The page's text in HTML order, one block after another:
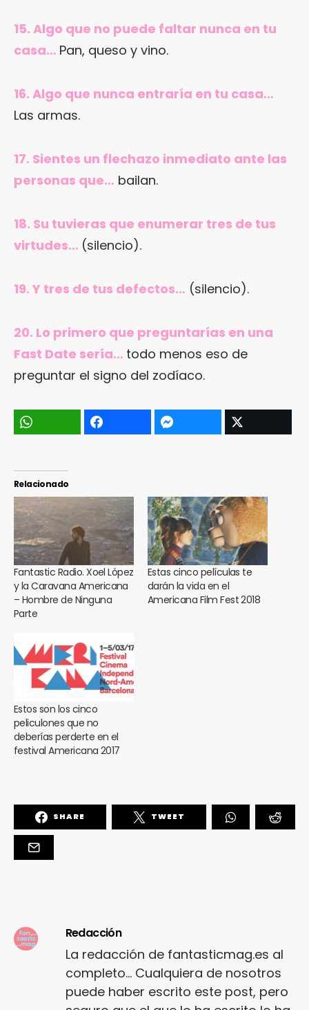
15. Algo que no puede faltar nunca en tu
casa… Pan, queso y vino.
16. Algo que nunca entraría en tu casa…
Las armas.
17. Sientes un flechazo inmediato ante las
personas que… bailan.
18. Su tuvieras que enumerar tres de tus
virtudes… (silencio).
19. Y tres de tus defectos… (silencio).
20. Lo primero que preguntarías en una
Fast Date sería… todo menos eso de
preguntar el signo del zodíaco.
Relacionado
Fantastic Radio. Xoel López
y la Caravana Americana
– Hombre de Ninguna
Parte
Estas cinco películas te
darán la vida en el
Americana Film Fest 2018
Estos son los cinco
peliculones que no
deberías perderte en el
festival Americana 2017
SHARE TWEET
Redacción
La redacción de fantasticmag.es al
completo... Cualquiera de nosotros
puede haber escrito este post, pero